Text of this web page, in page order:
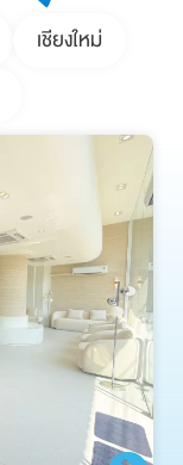
เชียงใหม่